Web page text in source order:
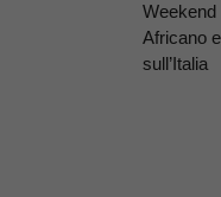
Weekend
Africano
sull’Italia